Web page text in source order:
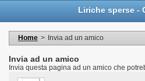
Home > Invia ad un amico
Invia ad un amico
Invia questa pagina ad un amico che
I miei dati personali
My orders
I miei voucher
Logout